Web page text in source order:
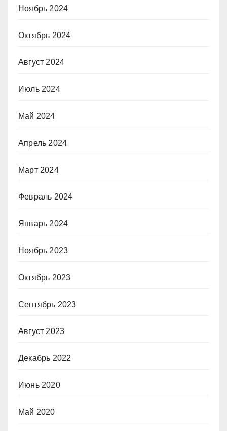
Ноябрь 2024
Октябрь 2024
Август 2024
Июль 2024
Май 2024
Апрель 2024
Март 2024
Февраль 2024
Январь 2024
Ноябрь 2023
Октябрь 2023
Сентябрь 2023
Август 2023
Декабрь 2022
Июнь 2020
Май 2020